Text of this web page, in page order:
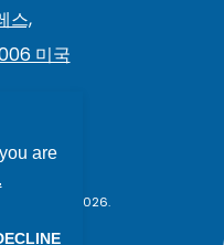
스,
미국
RESERVED 2026.
are